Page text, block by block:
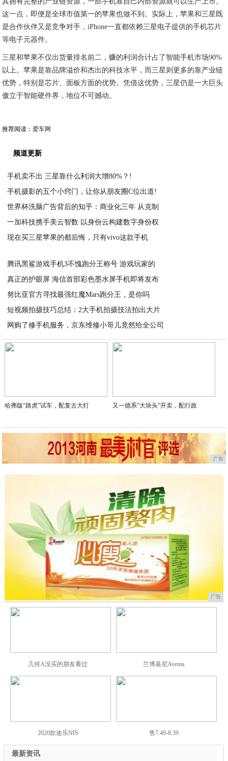
这一点，即便是全球市值第一的苹果也做不到。实际上，苹果和三星既
是合作伙伴又是竞争对手，iPhone一直都依赖三星电子提供的手机芯片
等电子元器件。
三星和苹果不仅出货量排名前二，赚的利润合计占了智能手机市场90%
以上。苹果是靠品牌溢价和杰出的科技水平，而三星则更多的靠产业链
优势，特别是芯片、面板方面的优势。凭借这优势，三星仍是一大巨头
傲立于智能硬件界，地位不可撼动。
推荐阅读：爱车网
频道更新
手机卖不出 三星靠什么利润大增80%？!
手机摄影的五个小窍门，让你从朋友圈C位出道!
世界杯洗脑广告背后的知乎：商业化三年 从克制
一加科技携手美云智数 以身份云构建数字身份权
现在买三星苹果的都后悔，只有vivo这款手机
腾讯黑鲨游戏手机3不愧跑分王称号 游戏玩家的
真正的护眼屏 海信首部彩色墨水屏手机即将发布
努比亚官方寻找最强红魔Mars跑分王，是你吗
短视频拍摄技巧总结：2大手机拍摄技法拍出大片
网购了修手机服务，京东维修小哥儿竟然给全公司
2021-02-17
哈弗版“路虎”试车，配复古大灯 又一德系“大块头”开卖，配行政
广告
广告
几何A没买的朋友看过 兰博基尼Aventa
2020款途乐NIS 售7.49-8.39
最新资讯